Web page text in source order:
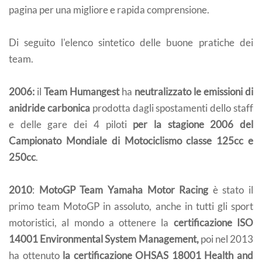
pagina per una migliore e rapida comprensione.
Di seguito l'elenco sintetico delle buone pratiche dei
team.
2006: il Team Humangestha neutralizzato le emissioni di
anidride carbonicaprodotta dagli spostamenti dello staff
e delle gare dei 4 piloti per la stagione 2006 del
Campionato Mondiale di Motociclismo classe 125cc e
250cc.
2010: MotoGP Team Yamaha Motor Racing è stato il
primo team MotoGP in assoluto, anche in tutti gli sport
motoristici, al mondo a ottenere la certificazione ISO
14001 Environmental System Management, poi nel 2013
ha ottenutola certificazione OHSAS 18001 Health and